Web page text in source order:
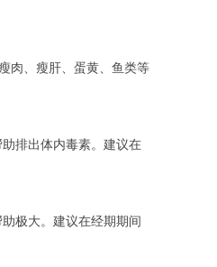
肉、瘦肝、蛋黄、鱼类等
排出体内毒素。建议在
极大。建议在经期期间